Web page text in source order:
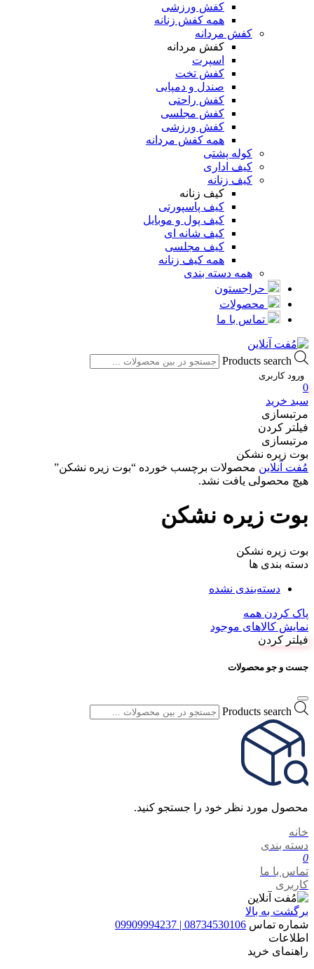
کفش ورزشی
همه کفش زنانه
کفش مردانه
کفش مردانه
اسپرت
کفش تخت
صندل و دمپایی
کفش راحتی
کفش مجلسی
کفش ورزشی
همه کفش مردانه
کوله پشتی
کیف اداری
کیف زنانه
کیف زنانه
کیف پاسپورتی
کیف پول و موبایل
کیف شانه ای
کیف مجلسی
همه کیف زنانه
همه دسته بندی
حراجستون
محصولات
تماس با ما
Products search
ورود کاربری
0
سبد خرید
مرتبسازی
فیلتر کردن
مرتبسازی
بوت زیره نشکن
مُفت آنلاین محصولات برچسب خورده “بوت زیره نشکن”
هیچ محصولی یافت نشد.
بوت زیره نشکن
بوت زیره نشکن
دسته بندی ها
دسته‌بندی نشده
پاک کردن همه
نمایش کالاهای موجود
فیلتر کردن
جست و جو محصولات
Products search
محصول مورد نظر خود را جستجو کنید.
خانه
دسته بندی
0
تماس با ما
کاربری
برگشت به بالا
شماره تماس 08734530106 | 09909994237
اطلاعات
راهنمای خرید